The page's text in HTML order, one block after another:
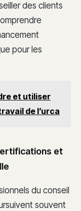
des clients
pour les
et utiliser
de l’urca
et
du conseil
souvent